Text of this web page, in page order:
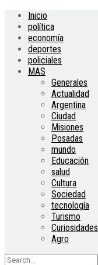
Inicio
política
economía
deportes
policiales
MAS
Generales
Actualidad
Argentina
Ciudad
Misiones
Posadas
mundo
Educación
salud
Cultura
Sociedad
tecnología
Turismo
Curiosidades
Agro